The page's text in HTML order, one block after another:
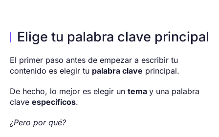
Elige tu palabra clave principal
El primer paso antes de empezar a escribir tu
contenido es elegir tu palabra clave principal.
De hecho, lo mejor es elegir un tema y una palabra
clave específicos.
¿Pero por qué?